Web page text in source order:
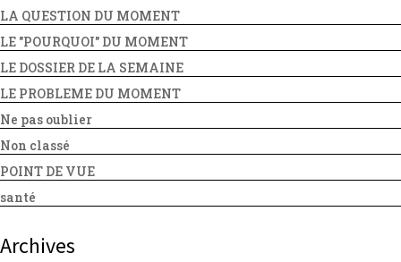
LA QUESTION DU MOMENT
LE "POURQUOI" DU MOMENT
LE DOSSIER DE LA SEMAINE
LE PROBLEME DU MOMENT
Ne pas oublier
Non classé
POINT DE VUE
santé
Archives